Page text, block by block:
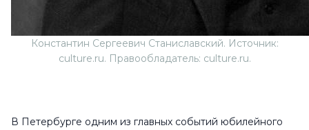
Константин Сергеевич Станиславский. Источник:
culture.ru. Правообладатель: culture.ru.
В Петербурге одним из главных событий юбилейного